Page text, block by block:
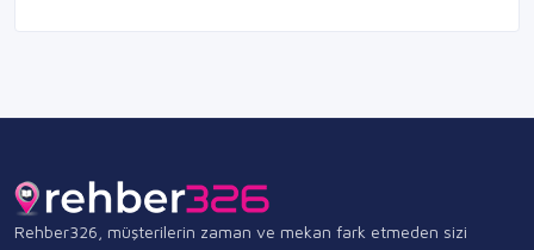
Rehber326, müşterilerin zaman ve mekan fark etmeden sizi